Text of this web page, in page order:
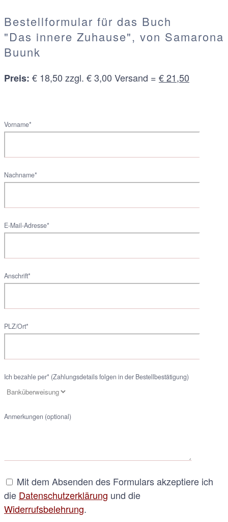
Bestellformular für das Buch
"Das innere Zuhause", von Samarona
Buunk
Preis: € 18,50 zzgl. € 3,00 Versand = € 21,50
Vorname*
Nachname*
E-Mail-Adresse*
Anschrift*
PLZ/Ort*
Ich bezahle per* (Zahlungsdetails folgen in der Bestellbestätigung)
Anmerkungen (optional)
Mit dem Absenden des Formulars akzeptiere ich
die Datenschutzerklärung und die
Widerrufsbelehrung.